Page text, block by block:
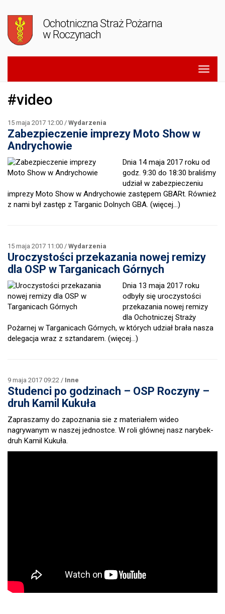
Ochotniczna Straż Pożarna
w Roczynach
#video
15 maja 2017 12:00 / Wydarzenia
Zabezpieczenie imprezy Moto Show w
Andrychowie
Dnia 14 maja 2017 roku od
godz. 9:30 do 18:30 braliśmy
udział w zabezpieczeniu
imprezy Moto Show w Andrychowie zastępem GBARt. Również
z nami był zastęp z Targanic Dolnych GBA. (więcej…)
15 maja 2017 11:00 / Wydarzenia
Uroczystości przekazania nowej remizy
dla OSP w Targanicach Górnych
Dnia 13 maja 2017 roku
odbyły się uroczystości
przekazania nowej remizy
dla Ochotniczej Straży
Pożarnej w Targanicach Górnych, w których udział brała nasza
delegacja wraz z sztandarem. (więcej…)
9 maja 2017 09:22 / Inne
Studenci po godzinach – OSP Roczyny –
druh Kamil Kukuła
Zapraszamy do zapoznania sie z materiałem wideo
nagrywanym w naszej jednostce. W roli głównej nasz narybek-
druh Kamil Kukuła.